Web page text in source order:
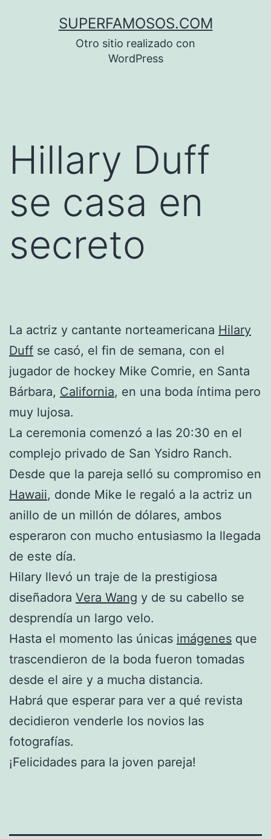
SUPERFAMOSOS.COM
Otro sitio realizado con
WordPress
Hillary Duff
se casa en
secreto
La actriz y cantante norteamericana Hilary
Duff se casó, el fin de semana, con el
jugador de hockey Mike Comrie, en Santa
Bárbara, California, en una boda íntima pero
muy lujosa.
La ceremonia comenzó a las 20:30 en el
complejo privado de San Ysidro Ranch.
Desde que la pareja selló su compromiso en
Hawaii, donde Mike le regaló a la actriz un
anillo de un millón de dólares, ambos
esperaron con mucho entusiasmo la llegada
de este día.
Hilary llevó un traje de la prestigiosa
diseñadora Vera Wang y de su cabello se
desprendía un largo velo.
Hasta el momento las únicas imágenes que
trascendieron de la boda fueron tomadas
desde el aire y a mucha distancia.
Habrá que esperar para ver a qué revista
decidieron venderle los novios las
fotografías.
¡Felicidades para la joven pareja!